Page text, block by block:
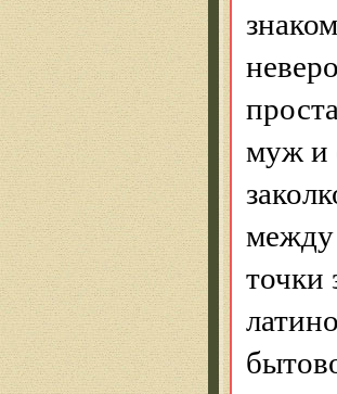
муж и
между
точки